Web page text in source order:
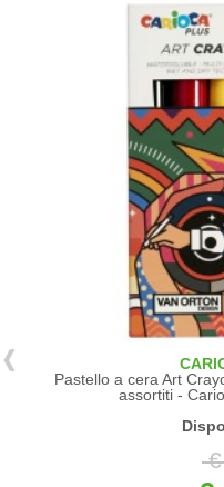
Pastello a cera Art
assortiti -
€